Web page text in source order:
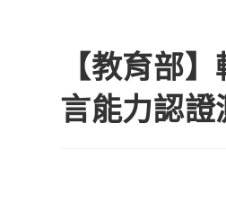
【教育部
言能力認